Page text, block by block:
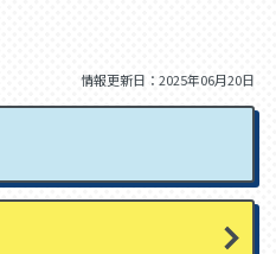
情報更新日：2025年06月20日